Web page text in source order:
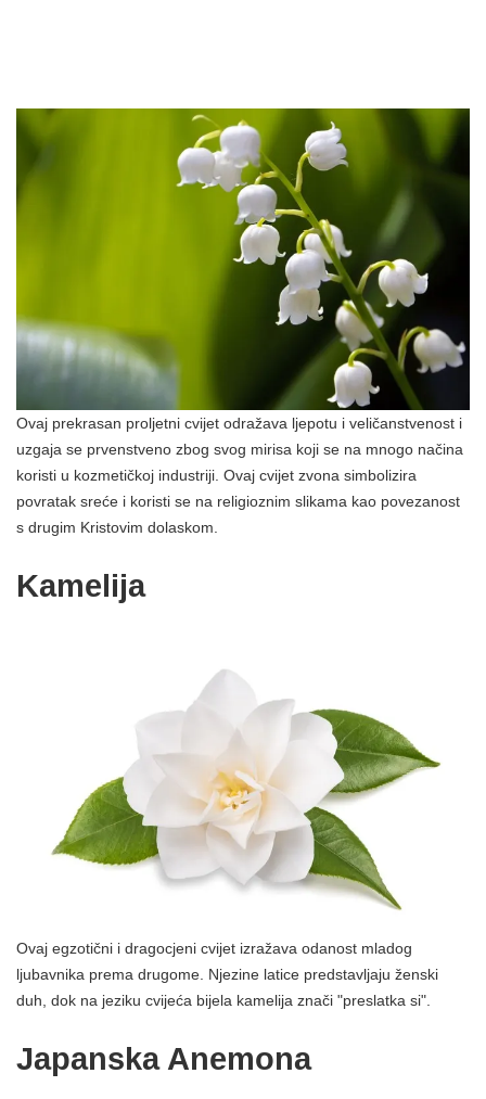
Ovaj prekrasan proljetni cvijet odražava ljepotu i veličanstvenost i
uzgaja se prvenstveno zbog svog mirisa koji se na mnogo načina
koristi u kozmetičkoj industriji. Ovaj cvijet zvona simbolizira
povratak sreće i koristi se na religioznim slikama kao povezanost
s drugim Kristovim dolaskom.
Kamelija
Ovaj egzotični i dragocjeni cvijet izražava odanost mladog
ljubavnika prema drugome. Njezine latice predstavljaju ženski
duh, dok na jeziku cvijeća bijela kamelija znači "preslatka si".
Japanska Anemona